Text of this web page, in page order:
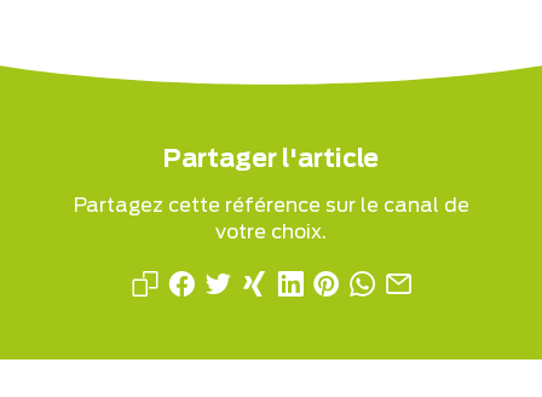
Partager l'article
Partagez cette référence sur le canal de
votre choix.